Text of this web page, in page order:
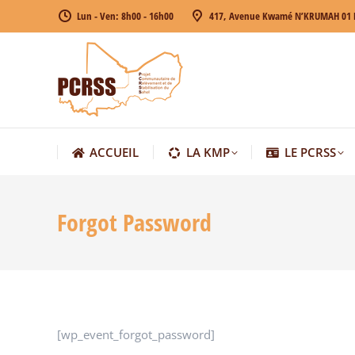
Lun - Ven: 8h00 - 16h00 417, Avenue Kwamé N’KRUMAH
ACCUEIL LA KMP LE PCRSS
Forgot Password
[wp_event_forgot_password]
ACCUEIL LA KMP LE PCRSS